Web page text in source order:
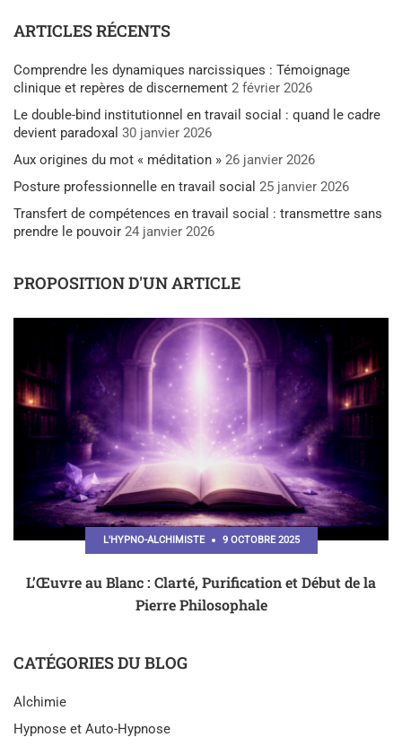
ARTICLES RÉCENTS
Comprendre les dynamiques narcissiques : Témoignage
clinique et repères de discernement 2 février 2026
Le double-bind institutionnel en travail social : quand le cadre
devient paradoxal 30 janvier 2026
Aux origines du mot « méditation » 26 janvier 2026
Posture professionnelle en travail social 25 janvier 2026
Transfert de compétences en travail social : transmettre sans
prendre le pouvoir 24 janvier 2026
PROPOSITION D'UN ARTICLE
L'HYPNO-ALCHIMISTE 9 OCTOBRE 2025
L’Œuvre au Blanc : Clarté, Purification et Début de la
Pierre Philosophale
CATÉGORIES DU BLOG
Alchimie
Hypnose et Auto-Hypnose